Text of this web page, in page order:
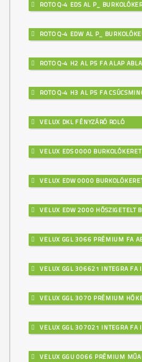
ROTO Q-4 EDS AL P_
ROTO Q-4 EDW AL P_
ROTO Q-4 H2 AL P5 FA ALAP
ROTO Q-4 H3 AL P5 FA
VELUX DKL FÉNYZÁRÓ ROLÓ
VELUX EDS 0000
VELUX EDW 0000
VELUX EDW 2000 HŐSZIGETELT
VELUX GGL 3066 PRÉMIUM FA
VELUX GGL 306621 INTEGRA FA
VELUX GGL 3070 PRÉMIUM
VELUX GGL 307021 INTEGRA FA
VELUX GGU 0066 PRÉMIUM